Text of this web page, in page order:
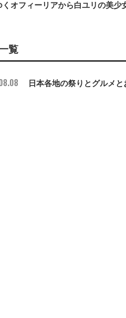
くオフィーリアから白ユリの美少
覧
日本各地の祭りとグルメ